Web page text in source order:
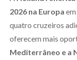
2026 na Europa
quatro cruzeiros
oferecem mais
Mediterrâneo e a